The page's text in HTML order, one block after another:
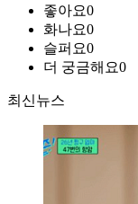
좋아요0
화나요0
슬퍼요0
더 궁금해요0
최신뉴스